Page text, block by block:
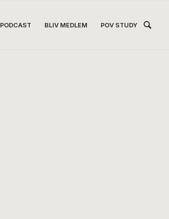
PODCAST BLIV MEDLEM POV STUDY